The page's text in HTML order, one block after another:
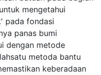
mengetahui
pada fondasi
panas bumi
dengan metode
metoda bantu
keberadaan